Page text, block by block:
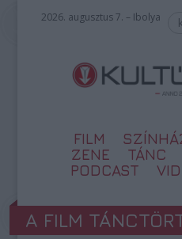
2026. augusztus 7. – Ibolya
FILM
ZENE
TÁNC
PODCAST
A FILM